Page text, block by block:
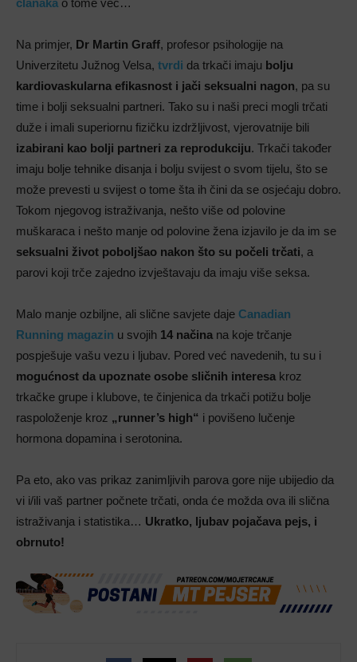
Na primjer, Dr Martin Graff, profesor psihologije na
Univerzitetu Južnog Velsa, tvrdi da trkači imaju bolju
kardiovaskularna efikasnost i jači seksualni nagon, pa su
time i bolji seksualni partneri. Tako su i naši preci mogli trčati
duže i imali superiornu fizičku izdržljivost, vjerovatnije bili
izabirani kao bolji partneri za reprodukciju. Trkači također
imaju bolje tehnike disanja i bolju svijest o svom tijelu, što se
može prevesti u svijest o tome šta ih čini da se osjećaju dobro.
Tokom njegovog istraživanja, nešto više od polovine
muškaraca i nešto manje od polovine žena izjavilo je da im se
seksualni život poboljšao nakon što su počeli trčati, a
parovi koji trče zajedno izvještavaju da imaju više seksa.
Malo manje ozbiljne, ali slične savjete daje Canadian
Running magazin u svojih 14 načina na koje trčanje
pospješuje vašu vezu i ljubav. Pored već navedenih, tu su i
mogućnost da upoznate osobe sličnih interesa kroz
trkačke grupe i klubove, te činjenica da trkači potižu bolje
raspoloženje kroz „runner’s high“ i povišeno lučenje
hormona dopamina i serotonina.
Pa eto, ako vas prikaz zanimljivih parova gore nije ubijedio da
vi i/ili vaš partner počnete trčati, onda će možda ova ili slična
istraživanja i statistika… Ukratko, ljubav pojačava pejs, i
obrnuto!